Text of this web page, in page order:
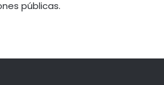
públicas.